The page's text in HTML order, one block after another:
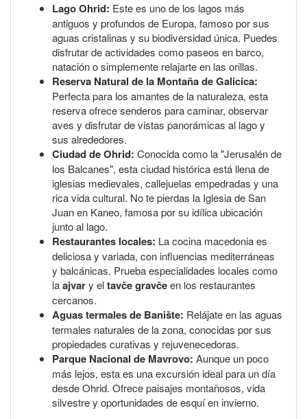
Lago Ohrid: Este es uno de los lagos más
antiguos y profundos de Europa, famoso por sus
aguas cristalinas y su biodiversidad única. Puedes
disfrutar de actividades como paseos en barco,
natación o simplemente relajarte en las orillas.
Reserva Natural de la Montaña de Galicica:
Perfecta para los amantes de la naturaleza, esta
reserva ofrece senderos para caminar, observar
aves y disfrutar de vistas panorámicas al lago y
sus alrededores.
Ciudad de Ohrid: Conocida como la "Jerusalén de
los Balcanes", esta ciudad histórica está llena de
iglesias medievales, callejuelas empedradas y una
rica vida cultural. No te pierdas la Iglesia de San
Juan en Kaneo, famosa por su idílica ubicación
junto al lago.
Restaurantes locales: La cocina macedonia es
deliciosa y variada, con influencias mediterráneas
y balcánicas. Prueba especialidades locales como
laajvary eltavče gravčeen los restaurantes
cercanos.
Aguas termales de Banište: Relájate en las aguas
termales naturales de la zona, conocidas por sus
propiedades curativas y rejuvenecedoras.
Parque Nacional de Mavrovo: Aunque un poco
más lejos, esta es una excursión ideal para un día
desde Ohrid. Ofrece paisajes montañosos, vida
silvestre y oportunidades de esquí en invierno.